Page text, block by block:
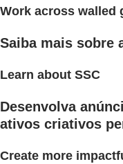
Work across walled
Saiba mais sobre
Learn about SSC
Desenvolva
ativos criativos
Create more